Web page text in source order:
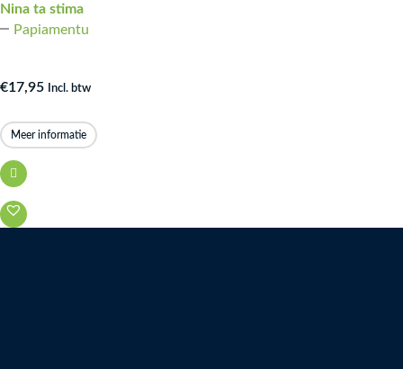
Nina ta stima
Papiamentu
€17,95 Incl. btw
Meer informatie